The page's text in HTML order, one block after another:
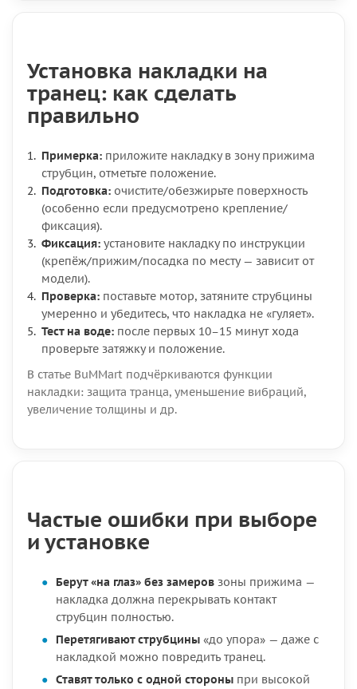
Установка накладки на
транец: как сделать
правильно
Примерка: приложите накладку в зону прижима
струбцин, отметьте положение.
Подготовка: очистите/обезжирьте поверхность
(особенно если предусмотрено крепление/
фиксация).
Фиксация: установите накладку по инструкции
(крепёж/прижим/посадка по месту — зависит от
модели).
Проверка: поставьте мотор, затяните струбцины
умеренно и убедитесь, что накладка не «гуляет».
Тест на воде: после первых 10–15 минут хода
проверьте затяжку и положение.
В статье BuMMart подчёркиваются функции
накладки: защита транца, уменьшение вибраций,
увеличение толщины и др.
Частые ошибки при выборе
и установке
Берут «на глаз» без замеров зоны прижима —
накладка должна перекрывать контакт
струбцин полностью.
Перетягивают струбцины «до упора» — даже с
накладкой можно повредить транец.
Ставят только с одной стороны при высокой